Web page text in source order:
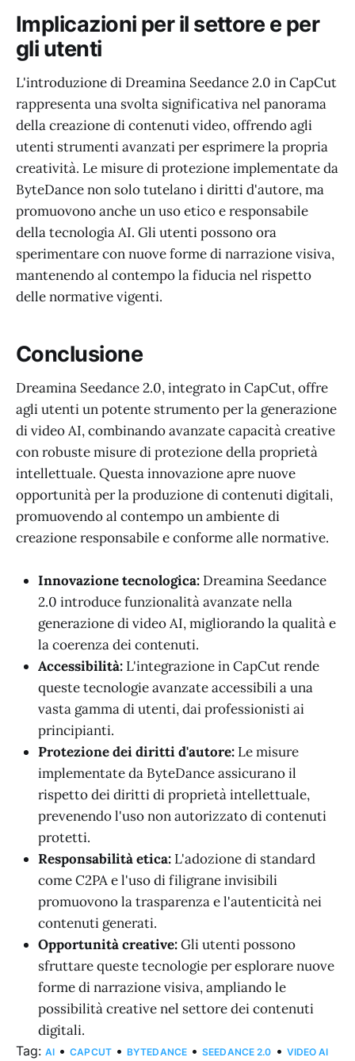
Implicazioni per il settore e per
gli utenti
L'introduzione di Dreamina Seedance 2.0 in CapCut
rappresenta una svolta significativa nel panorama
della creazione di contenuti video, offrendo agli
utenti strumenti avanzati per esprimere la propria
creatività. Le misure di protezione implementate da
ByteDance non solo tutelano i diritti d'autore, ma
promuovono anche un uso etico e responsabile
della tecnologia AI. Gli utenti possono ora
sperimentare con nuove forme di narrazione visiva,
mantenendo al contempo la fiducia nel rispetto
delle normative vigenti.
Conclusione
Dreamina Seedance 2.0, integrato in CapCut, offre
agli utenti un potente strumento per la generazione
di video AI, combinando avanzate capacità creative
con robuste misure di protezione della proprietà
intellettuale. Questa innovazione apre nuove
opportunità per la produzione di contenuti digitali,
promuovendo al contempo un ambiente di
creazione responsabile e conforme alle normative.
Innovazione tecnologica: Dreamina Seedance
2.0 introduce funzionalità avanzate nella
generazione di video AI, migliorando la qualità e
la coerenza dei contenuti.
Accessibilità: L'integrazione in CapCut rende
queste tecnologie avanzate accessibili a una
vasta gamma di utenti, dai professionisti ai
principianti.
Protezione dei diritti d'autore: Le misure
implementate da ByteDance assicurano il
rispetto dei diritti di proprietà intellettuale,
prevenendo l'uso non autorizzato di contenuti
protetti.
Responsabilità etica: L'adozione di standard
come C2PA e l'uso di filigrane invisibili
promuovono la trasparenza e l'autenticità nei
contenuti generati.
Opportunità creative:Gli utenti possono
sfruttare queste tecnologie per esplorare nuove
forme di narrazione visiva, ampliando le
possibilità creative nel settore dei contenuti
digitali.
Tag: AI • CAPCUT • BYTEDANCE • SEEDANCE 2.0 • VIDEO AI